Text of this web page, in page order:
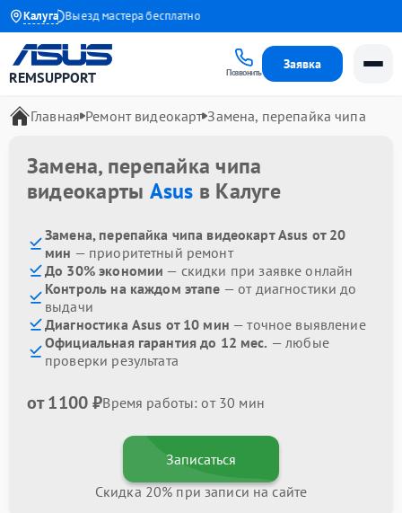
Калуга
года Выезд мастера бесплатно
REMSUPPORT Позвонить
Заявка
Главная Ремонт видеокарт Замена, перепайка чипа
Замена, перепайка чипа
видеокарты Asus в Калуге
Замена, перепайка чипа видеокарт Asus от 20
мин — приоритетный ремонт
До 30% экономии — скидки при заявке онлайн
Контроль на каждом этапе — от диагностики до
выдачи
Диагностика Asus от 10 мин — точное выявление
Официальная гарантия до 12 мес. — любые
проверки результата
от 1100 ₽Время работы: от 30 мин
Записаться
Скидка 20% при записи на сайте